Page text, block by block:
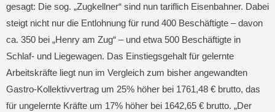
gesagt: Die sog. „Zugkellner“ sind nun tariflich Eisenbahner. Dabei
steigt nicht nur die Entlohnung für rund 400 Beschäftigte – davon
ca. 350 bei „Henry am Zug“ – und etwa 500 Beschäftigte in
Schlaf- und Liegewagen. Das Einstiegsgehalt für gelernte
Arbeitskräfte liegt nun im Vergleich zum bisher angewandten
Gastro-Kollektivvertrag um 25% höher bei 1761,48 € brutto, das
für ungelernte Kräfte um 17% höher bei 1642,65 € brutto. „Der